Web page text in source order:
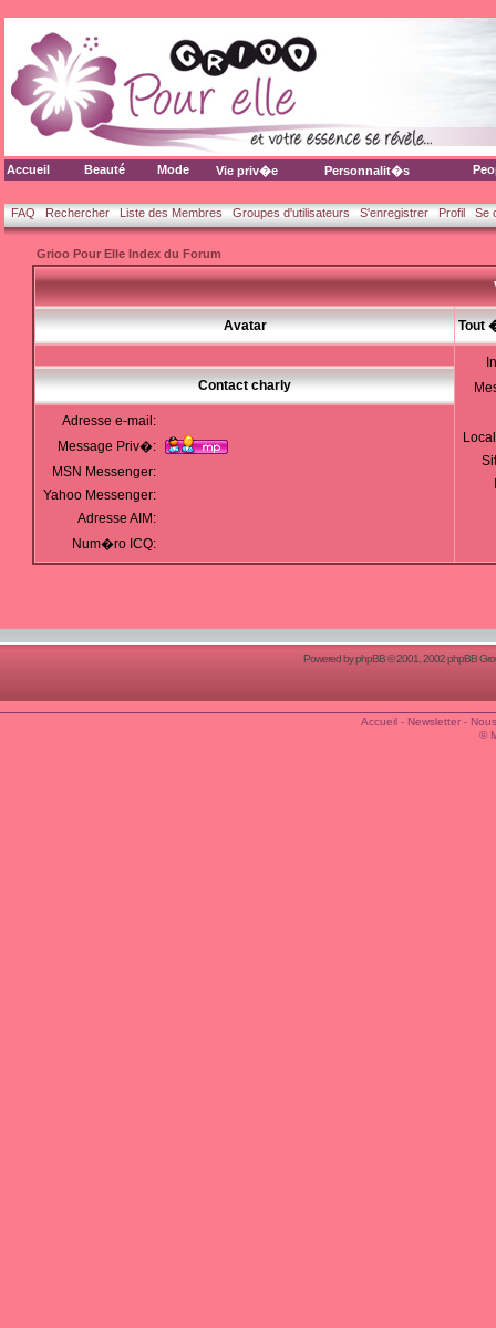
Accueil Beauté Mode Vie priv�e Personnalit�s
FAQ Rechercher Liste des Membres Groupes d'utilisateurs S'enregistrer Profil Se
Grioo Pour Elle Index du Forum
Avatar Tout
Contact charly
Adresse e-mail:
Message Priv�:
MSN Messenger:
Yahoo Messenger:
Adresse AIM:
Num�ro ICQ:
Powered byphpBB© 2001, 2002 phpBB
Accueil- Newsletter-
©